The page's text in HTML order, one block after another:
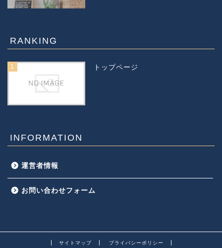
RANKING
1 トップページ
INFORMATION
運営者情報
お問い合わせフォーム
サイトマップ プライバシーポリシー